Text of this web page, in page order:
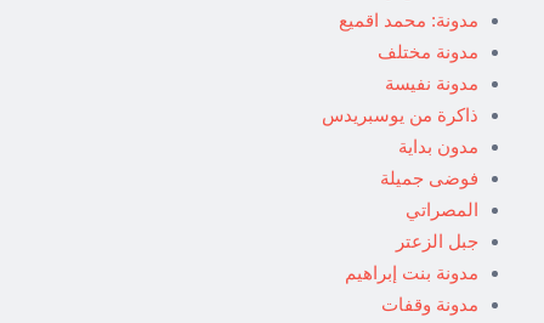
مدونة: محمد اقميع
مدونة مختلف
مدونة نفيسة
ذاكرة من يوسبريدس
مدون بداية
فوضى جميلة
المصراتي
جبل الزعتر
مدونة بنت إبراهيم
مدونة وقفات